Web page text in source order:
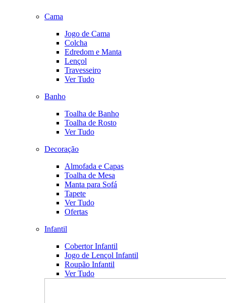
Cama
Jogo de Cama
Colcha
Edredom e Manta
Lençol
Travesseiro
Ver Tudo
Banho
Toalha de Banho
Toalha de Rosto
Ver Tudo
Decoração
Almofada e Capas
Toalha de Mesa
Manta para Sofá
Tapete
Ver Tudo
Ofertas
Infantil
Cobertor Infantil
Jogo de Lençol Infantil
Roupão Infantil
Ver Tudo